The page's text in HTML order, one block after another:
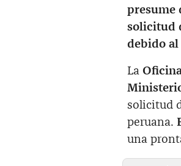
presume
solicitud
debido al
La
solicitud
peruana.
una